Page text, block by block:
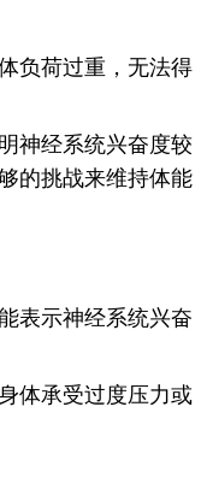
负荷过重，无法得
神经系统兴奋度较
的挑战来维持体能
表示神经系统兴奋
体承受过度压力或